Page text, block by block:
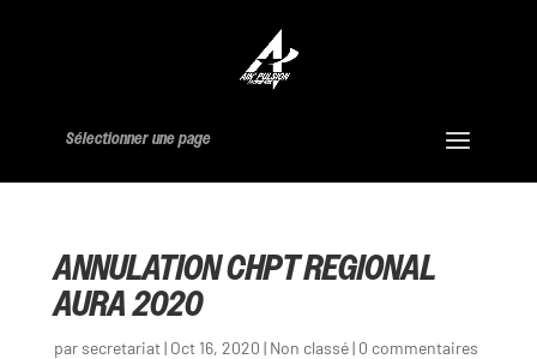
Sélectionner une page
ANNULATION CHPT REGIONAL
AURA 2020
par secretariat| Oct 16, 2020 | Non classé| 0 commentaires